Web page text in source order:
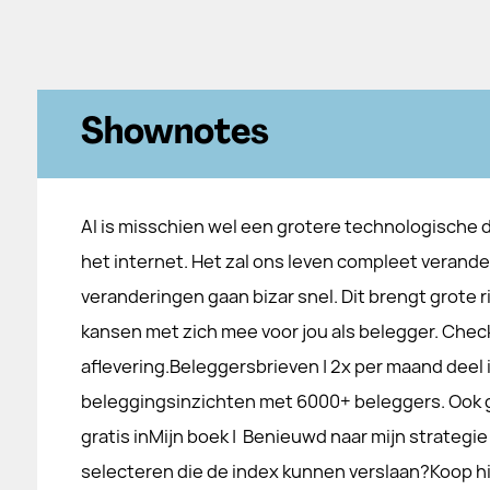
Shownotes
AI is misschien wel een grotere technologische
het internet. Het zal ons leven compleet
veranderingen gaan bizar snel. Dit brengt grote
kansen met zich mee voor jou als belegger.
aflevering.Beleggersbrieven | 2x per maand deel
beleggingsinzichten met 6000+ beleggers.
gratis inMijn boek | Benieuwd naar mijn
selecteren die de index kunnen verslaan?Koop